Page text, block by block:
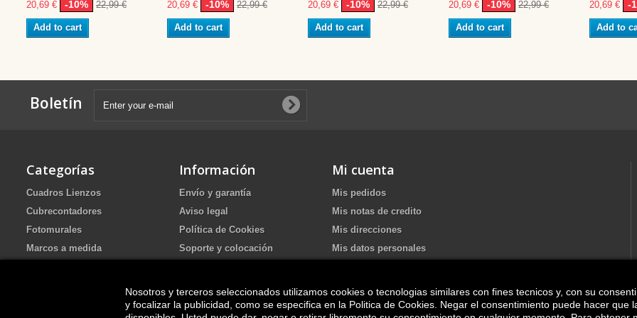
20,69 € -10% 22,99 €
Add to cart
20,69 € -10% 22,99 €
Add to cart
20,69 € -10% 22,99 €
Add to cart
20,69 € -10% 22,99 €
Add to cart
20,69 € -
Add to
Boletín
Categorías
Cuadros Lienzos
Cubrecontadores
Fotomurales
Marcos a medida
Información
Envío y garantía
Aviso legal
Política de Cookies
Soporte y colocación
FAQ
Mi cuenta
Mis pedidos
Mis notas de credito
Mis direcciones
Mis datos personales
Update your Cookie preferences
Nosotros y terceros seleccionados utilizamos cookies o tecnologias similares con fines tecnicos y, con su
y focalizar la publicidad, como se especifica en la Politica de Cookies. Negar el consentimiento puede hacer que